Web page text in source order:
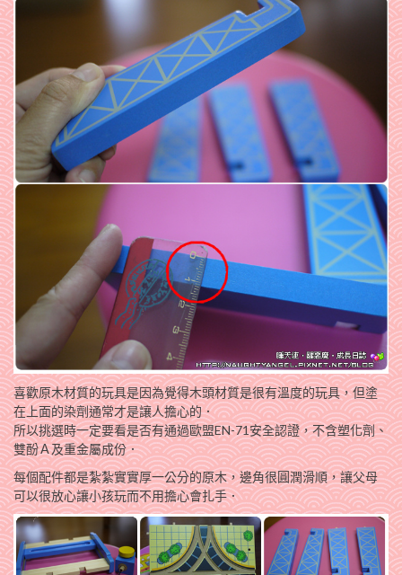
喜歡原木材質的玩具是因為覺得木頭材質是很有溫度的玩具，但塗
在上面的染劑通常才是讓人擔心的．
所以挑選時一定要看是否有通過歐盟EN-71安全認證，不含塑化劑、
雙酚Ａ及重金屬成份．
每個配件都是紮紮實實厚一公分的原木，邊角很圓潤滑順，讓父母
可以很放心讓小孩玩而不用擔心會扎手．